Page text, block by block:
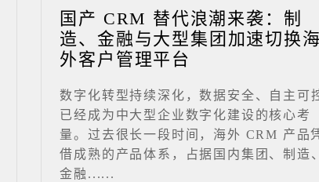
国产 CRM 替代浪潮来袭：制
造、金融与大型集团加速切换海
外客户管理平台
数字化转型持续深化，数据安全、自主可
已经成为中大型企业数字化建设的核心考
量。过去很长一段时间，海外 CRM 产品
借成熟的产品体系，占据国内集团、制造、
金融......